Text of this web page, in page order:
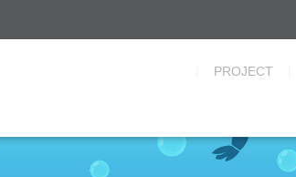
PROJECT